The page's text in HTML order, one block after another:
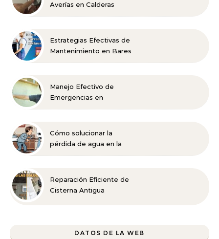
Averías en Calderas
Estrategias Efectivas de
Mantenimiento en Bares
Manejo Efectivo de
Emergencias en
Cómo solucionar la
pérdida de agua en la
Reparación Eficiente de
Cisterna Antigua
DATOS DE LA WEB